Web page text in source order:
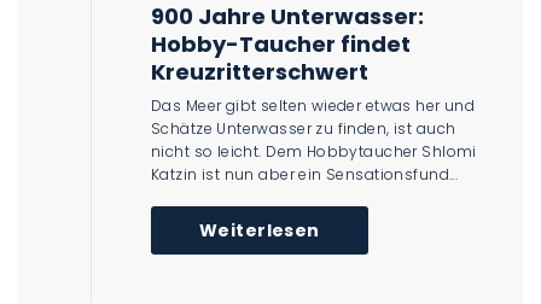
900 Jahre Unterwasser:
Hobby-Taucher findet
Kreuzritterschwert
Das Meer gibt selten wieder etwas her und
Schätze Unterwasser zu finden, ist auch
nicht so leicht. Dem Hobbytaucher Shlomi
Katzin ist nun aber ein Sensationsfund...
Weiterlesen